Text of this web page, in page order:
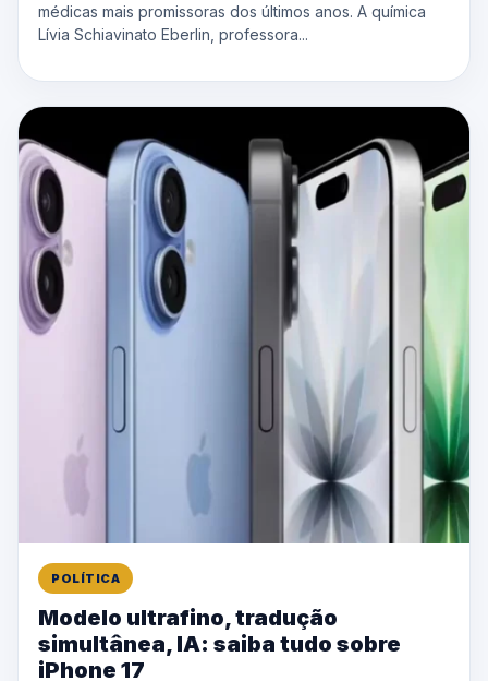
médicas mais promissoras dos últimos anos. A química
Lívia Schiavinato Eberlin, professora...
POLÍTICA
Modelo ultrafino, tradução
simultânea, IA: saiba tudo sobre
iPhone 17